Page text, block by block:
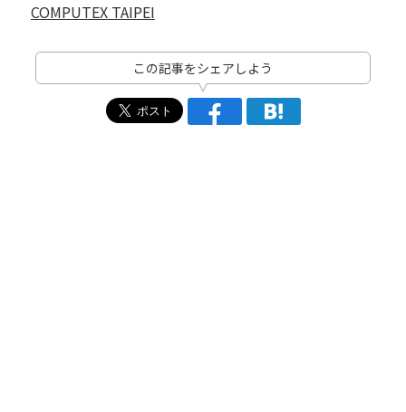
COMPUTEX TAIPEI
この記事をシェアしよう